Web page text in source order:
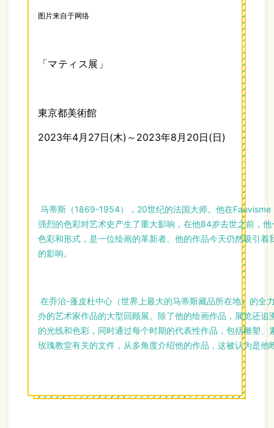
图片来自于网络
「マティス展」
東京都美術館
2023年4月27日(木)～2023年8月20日(日)
马蒂斯（1869-1954），20世纪的法国大师。他在Fauvisme
强烈的色彩对艺术史产生了重大影响，在他84岁去世之前，
色彩和形式，是一位绘画的革新者。他的作品今天仍然吸引
的影响。
在乔治-蓬皮杜中心（世界上最大的马蒂斯藏品所在地）的全
办的艺术家作品的大型回顾展。除了他的绘画作品，展览还
的光线和色彩，同时通过每个时期的代表性作品，包括雕塑
玫瑰教堂有关的文件，从多角度介绍他的作品，这被认为是他